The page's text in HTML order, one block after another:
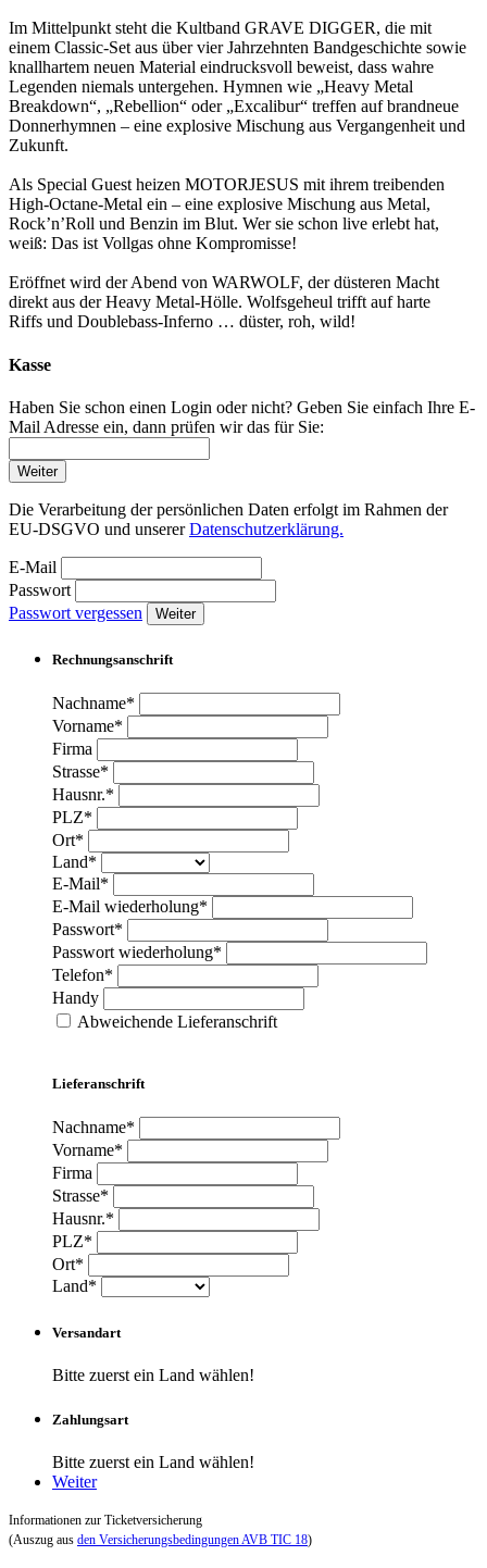
Im Mittelpunkt steht die Kultband GRAVE DIGGER, die mit
einem Classic-Set aus über vier Jahrzehnten Bandgeschichte sowie
knallhartem neuen Material eindrucksvoll beweist, dass wahre
Legenden niemals untergehen. Hymnen wie „Heavy Metal
Breakdown“, „Rebellion“ oder „Excalibur“ treffen auf brandneue
Donnerhymnen – eine explosive Mischung aus Vergangenheit und
Zukunft.
Als Special Guest heizen MOTORJESUS mit ihrem treibenden
High-Octane-Metal ein – eine explosive Mischung aus Metal,
Rock’n’Roll und Benzin im Blut. Wer sie schon live erlebt hat,
weiß: Das ist Vollgas ohne Kompromisse!
Eröffnet wird der Abend von WARWOLF, der düsteren Macht
direkt aus der Heavy Metal-Hölle. Wolfsgeheul trifft auf harte
Riffs und Doublebass-Inferno … düster, roh, wild!
Kasse
Haben Sie schon einen Login oder nicht? Geben Sie einfach Ihre E-
Mail Adresse ein, dann prüfen wir das für Sie:
Weiter
Die Verarbeitung der persönlichen Daten erfolgt im Rahmen der
EU-DSGVO und unsererDatenschutzerklärung.
E-Mail
Passwort
Passwort vergessen
Weiter
Rechnungsanschrift
Nachname*
Vorname*
Firma
Strasse*
Hausnr.*
PLZ*
Ort*
Land*
E-Mail*
E-Mail wiederholung*
Passwort*
Passwort wiederholung*
Telefon*
Handy
Abweichende Lieferanschrift
Lieferanschrift
Nachname*
Vorname*
Firma
Strasse*
Hausnr.*
PLZ*
Ort*
Land*
Versandart
Bitte zuerst ein Land wählen!
Zahlungsart
Bitte zuerst ein Land wählen!
Weiter
Informationen zur Ticketversicherung
(Auszug aus den Versicherungsbedingungen AVB TIC 18)